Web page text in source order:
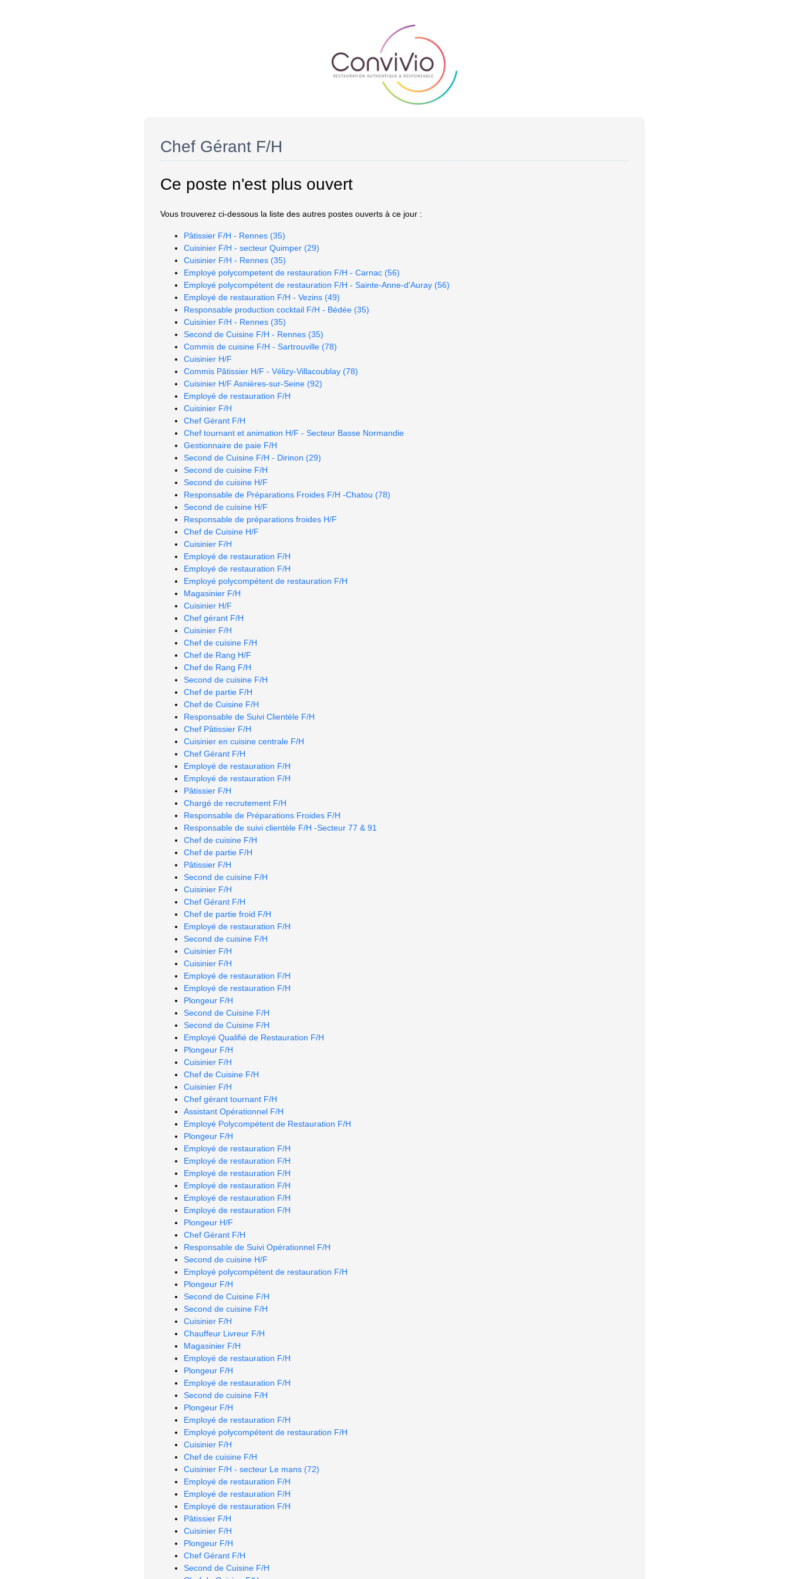
Chef Gérant F/H
Ce poste n'est plus ouvert
Vous trouverez ci-dessous la liste des autres postes ouverts à ce jour :
Pâtissier F/H - Rennes (35)
Cuisinier F/H - secteur Quimper (29)
Cuisinier F/H - Rennes (35)
Employé polycompetent de restauration F/H - Carnac (56)
Employé polycompétent de restauration F/H - Sainte-Anne-d'Auray (56)
Employé de restauration F/H - Vezins (49)
Responsable production cocktail F/H - Bédée (35)
Cuisinier F/H - Rennes (35)
Second de Cuisine F/H - Rennes (35)
Commis de cuisine F/H - Sartrouville (78)
Cuisinier H/F
Commis Pâtissier H/F - Vélizy-Villacoublay (78)
Cuisinier H/F Asnières-sur-Seine (92)
Employé de restauration F/H
Cuisinier F/H
Chef Gérant F/H
Chef tournant et animation H/F - Secteur Basse Normandie
Gestionnaire de paie F/H
Second de Cuisine F/H - Dirinon (29)
Second de cuisine F/H
Second de cuisine H/F
Responsable de Préparations Froides F/H -Chatou (78)
Second de cuisine H/F
Responsable de préparations froides H/F
Chef de Cuisine H/F
Cuisinier F/H
Employé de restauration F/H
Employé de restauration F/H
Employé polycompétent de restauration F/H
Magasinier F/H
Cuisinier H/F
Chef gérant F/H
Cuisinier F/H
Chef de cuisine F/H
Chef de Rang H/F
Chef de Rang F/H
Second de cuisine F/H
Chef de partie F/H
Chef de Cuisine F/H
Responsable de Suivi Clientèle F/H
Chef Pâtissier F/H
Cuisinier en cuisine centrale F/H
Chef Gérant F/H
Employé de restauration F/H
Employé de restauration F/H
Pâtissier F/H
Chargé de recrutement F/H
Responsable de Préparations Froides F/H
Responsable de suivi clientèle F/H -Secteur 77 & 91
Chef de cuisine F/H
Chef de partie F/H
Pâtissier F/H
Second de cuisine F/H
Cuisinier F/H
Chef Gérant F/H
Chef de partie froid F/H
Employé de restauration F/H
Second de cuisine F/H
Cuisinier F/H
Cuisinier F/H
Employé de restauration F/H
Employé de restauration F/H
Plongeur F/H
Second de Cuisine F/H
Second de Cuisine F/H
Employé Qualifié de Restauration F/H
Plongeur F/H
Cuisinier F/H
Chef de Cuisine F/H
Cuisinier F/H
Chef gérant tournant F/H
Assistant Opérationnel F/H
Employé Polycompétent de Restauration F/H
Plongeur F/H
Employé de restauration F/H
Employé de restauration F/H
Employé de restauration F/H
Employé de restauration F/H
Employé de restauration F/H
Employé de restauration F/H
Plongeur H/F
Chef Gérant F/H
Responsable de Suivi Opérationnel F/H
Second de cuisine H/F
Employé polycompétent de restauration F/H
Plongeur F/H
Second de Cuisine F/H
Second de cuisine F/H
Cuisinier F/H
Chauffeur Livreur F/H
Magasinier F/H
Employé de restauration F/H
Plongeur F/H
Employé de restauration F/H
Second de cuisine F/H
Plongeur F/H
Employé de restauration F/H
Employé polycompétent de restauration F/H
Cuisinier F/H
Chef de cuisine F/H
Cuisinier F/H - secteur Le mans (72)
Employé de restauration F/H
Employé de restauration F/H
Employé de restauration F/H
Pâtissier F/H
Cuisinier F/H
Plongeur F/H
Chef Gérant F/H
Second de Cuisine F/H